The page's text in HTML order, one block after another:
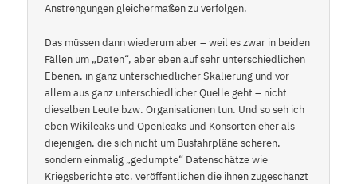
Anstrengungen gleichermaßen zu verfolgen.
Das müssen dann wiederum aber – weil es zwar in beiden
Fällen um „Daten“, aber eben auf sehr unterschiedlichen
Ebenen, in ganz unterschiedlicher Skalierung und vor
allem aus ganz unterschiedlicher Quelle geht – nicht
dieselben Leute bzw. Organisationen tun. Und so seh ich
eben Wikileaks und Openleaks und Konsorten eher als
diejenigen, die sich nicht um Busfahrpläne scheren,
sondern einmalig „gedumpte“ Datenschätze wie
Kriegsberichte etc. veröffentlichen die ihnen zugeschanzt